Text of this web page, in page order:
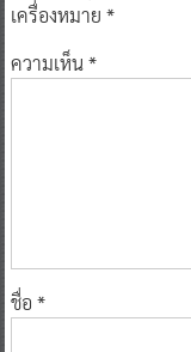
เครื่องหมาย *
ความเห็น*
ชื่อ *